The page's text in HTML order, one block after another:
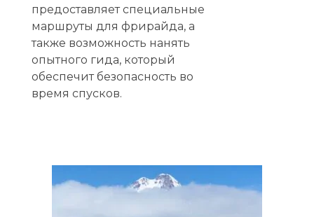
предоставляет специальные
маршруты для фрирайда, а
также возможность нанять
опытного гида, который
обеспечит безопасность во
время спусков.